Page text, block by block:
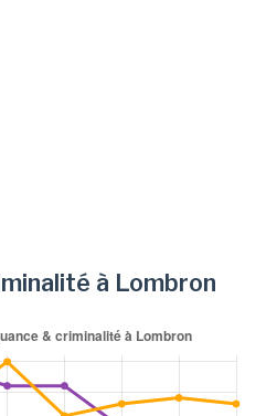
à Lombron